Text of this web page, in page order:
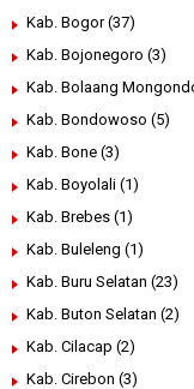
Kab. Bogor (37)
Kab. Bojonegoro (3)
Kab. Bolaang
Kab. Bondowoso (5)
Kab. Bone (3)
Kab. Boyolali (1)
Kab. Brebes (1)
Kab. Buleleng (1)
Kab. Buru Selatan (23)
Kab. Buton Selatan (2)
Kab. Cilacap (2)
Kab. Cirebon (3)